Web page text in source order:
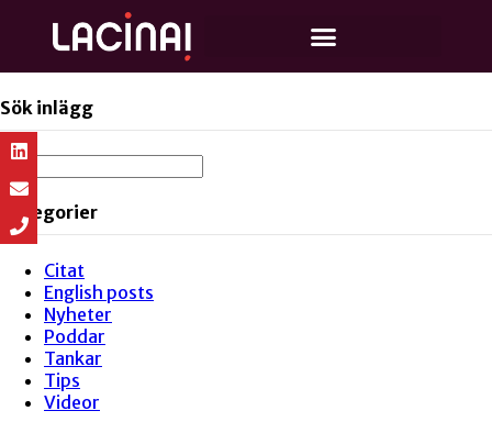
Sök inlägg
Kategorier
Citat
English posts
Nyheter
Poddar
Tankar
Tips
Videor